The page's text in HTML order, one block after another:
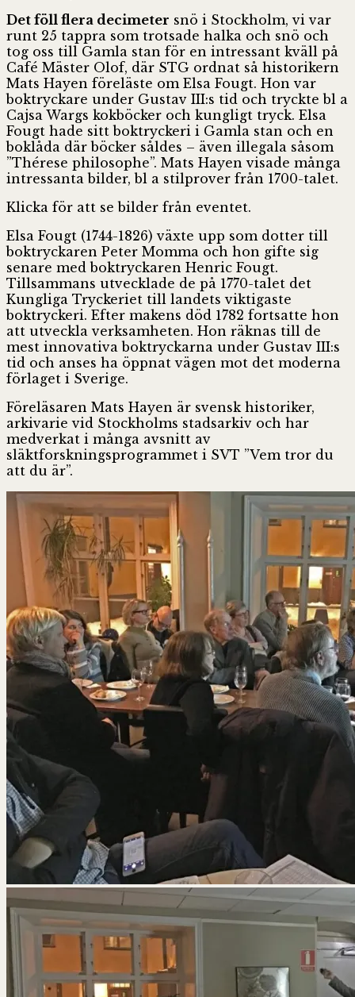
Det föll flera decimeter snö i Stockholm, vi var
runt 25 tappra som trotsade halka och snö och
tog oss till Gamla stan för en intressant kväll på
Café Mäster Olof, där STG ordnat så historikern
Mats Hayen föreläste om Elsa Fougt. Hon var
boktryckare under Gustav III:s tid och tryckte bl a
Cajsa Wargs kokböcker och kungligt tryck. Elsa
Fougt hade sitt boktryckeri i Gamla stan och en
boklåda där böcker såldes – även illegala såsom
”Thérese philosophe”. Mats Hayen visade många
intressanta bilder, bl a stilprover från 1700-talet.
Klicka för att se bilder från eventet.
Elsa Fougt (1744-1826) växte upp som dotter till
boktryckaren Peter Momma och hon gifte sig
senare med boktryckaren Henric Fougt.
Tillsammans utvecklade de på 1770-talet det
Kungliga Tryckeriet till landets viktigaste
boktryckeri. Efter makens död 1782 fortsatte hon
att utveckla verksamheten. Hon räknas till de
mest innovativa boktryckarna under Gustav III:s
tid och anses ha öppnat vägen mot det moderna
förlaget i Sverige.
Föreläsaren Mats Hayen är svensk historiker,
arkivarie vid Stockholms stadsarkiv och har
medverkat i många avsnitt av
släktforskningsprogrammet i SVT ”Vem tror du
att du är”.